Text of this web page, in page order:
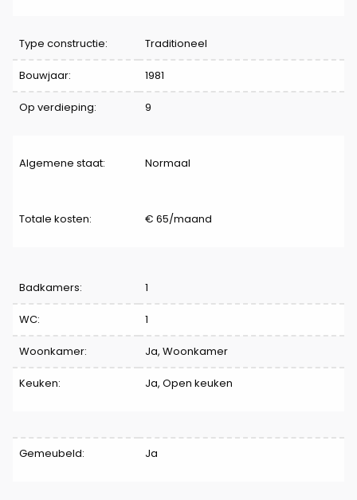
Type constructie: Traditioneel
Bouwjaar: 1981
Op verdieping: 9
Algemene staat: Normaal
Totale kosten: € 65/maand
Indeling
Badkamers: 1
WC: 1
Woonkamer: Ja, Woonkamer
Keuken: Ja, Open keuken
Comfort
Gemeubeld: Ja